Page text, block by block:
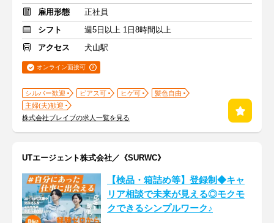
雇用形態
正社員
シフト
週5日以上 1日8時間以上
アクセス
犬山駅
オンライン面接可
シルバー歓迎 ピアス可 ヒゲ可
髪色自由
主婦(夫)歓迎
株式会社ブレイブの求人一覧を見る
UTエージェント株式会社／《SURWC》
【検品・箱詰め等】登録制◆キャ
リア相談で未来が見える◎モクモ
クできるシンプルワーク♪